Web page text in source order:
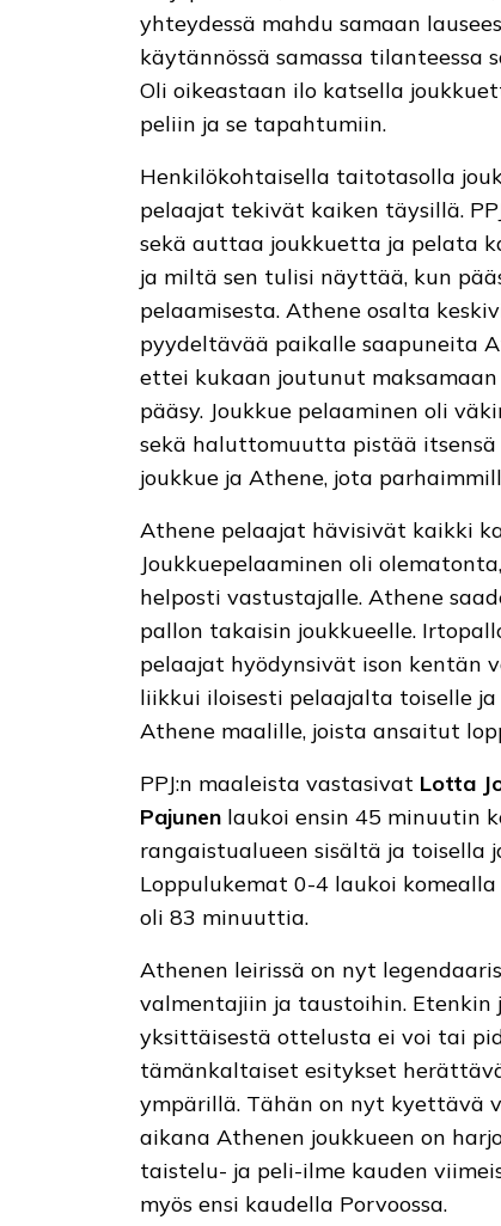
yhteydessä mahdu samaan
käytännössä samassa tilanteessa
Oli oikeastaan ilo katsella
peliin ja se tapahtumiin.
Henkilökohtaisella taitotasolla
pelaajat tekivät kaiken täysillä.
sekä auttaa joukkuetta ja pelata
ja miltä sen tulisi näyttää, kun
pelaamisesta. Athene osalta
pyydeltävää paikalle saapuneita
ettei kukaan joutunut
pääsy. Joukkue pelaaminen oli
sekä haluttomuutta pistää itsensä
joukkue ja Athene, jota
Athene pelaajat hävisivät kaikki
Joukkuepelaaminen oli
helposti vastustajalle. Athene
pallon takaisin joukkueelle.
pelaajat hyödynsivät ison kentän
liikkui iloisesti pelaajalta toiselle
Athene maalille, joista ansaitut
PPJ:n maaleista vastasivat Lotta
Pajunen laukoi ensin 45 minuutin
rangaistualueen sisältä ja toisella
Loppulukemat 0-4 laukoi
oli 83 minuuttia.
Athenen leirissä on nyt
valmentajiin ja taustoihin.
yksittäisestä ottelusta ei voi tai
tämänkaltaiset esitykset
ympärillä. Tähän on nyt kyettävä
aikana Athenen joukkueen on
taistelu- ja peli-ilme kauden
myös ensi kaudella Porvoossa.